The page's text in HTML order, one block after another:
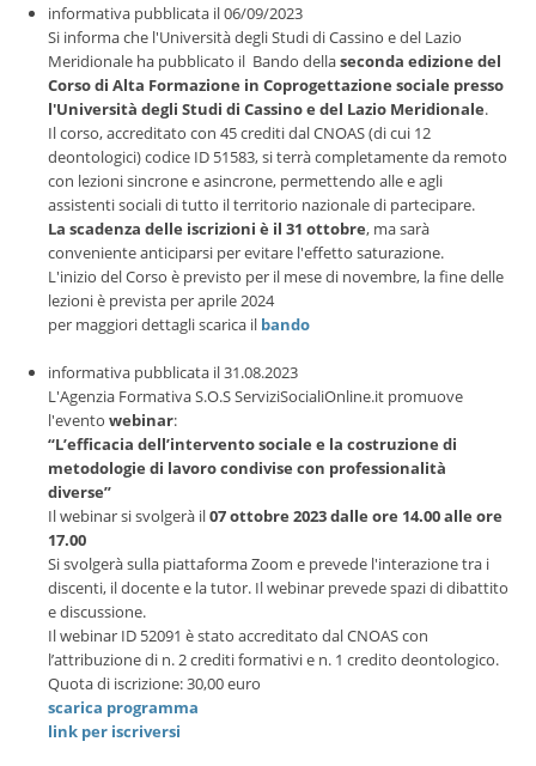
informativa pubblicata il 06/09/2023
Si informa che l'Università degli Studi di Cassino e del Lazio
Meridionale ha pubblicato il Bando dellaseconda edizione del
Corso di Alta Formazione in Coprogettazione sociale presso
l'Università degli Studi di Cassino e del Lazio Meridionale.
Il corso, accreditato con 45 crediti dal CNOAS (di cui 12
deontologici) codice ID 51583, si terrà completamente da remoto
con lezioni sincrone e asincrone, permettendo alle e agli
assistenti sociali di tutto il territorio nazionale di partecipare.
La scadenza delle iscrizioni è il 31 ottobre, ma sarà
conveniente anticiparsi per evitare l'effetto saturazione.
L'inizio del Corso è previsto per il mese di novembre, la fine delle
lezioni è prevista per aprile 2024
per maggiori dettagli scarica il bando
informativa pubblicata il 31.08.2023
L'Agenzia Formativa S.O.S ServiziSocialiOnline.it promuove
l'evento webinar:
“L’efficacia dell’intervento sociale e la costruzione di
metodologie di lavoro condivise con professionalità
diverse”
Il webinar si svolgerà il07 ottobre 2023 dalle ore 14.00 alle ore
17.00
Si svolgerà sulla piattaforma Zoom e prevede l'interazione tra i
discenti, il docente e la tutor. Il webinar prevede spazi di dibattito
e discussione.
Il webinar ID 52091 è stato accreditato dal CNOAS con
l’attribuzione di n. 2 crediti formativi e n. 1 credito deontologico.
Quota di iscrizione: 30,00 euro
scarica programma
link per iscriversi